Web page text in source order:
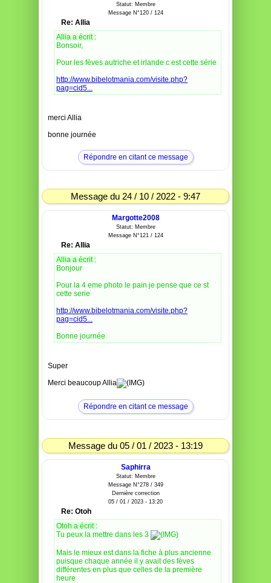
Statut: Membre
Message N°120 / 124
Re: Allia
Allia a écrit :
Bonsoir,
Pour les fèves autriche et irlande c est cette série
http://www.bibelotmania.com/visite.php?
pag=cid5...
merci Allia
bonne journée
Répondre en citant ce message
Message du 24 / 10 / 2022 - 9:47
Margotte2008
Statut: Membre
Message N°121 / 124
Re: Allia
Allia a écrit :
Bonjour
Pour la 4 eme photo le pain je pense que ce st
cette serie
http://www.bibelotmania.com/visite.php?
pag=cid5...
Bonne journée
Super
Merci beaucoup Allia
Répondre en citant ce message
Message du 05 / 01 / 2023 - 13:19
Saphirra
Statut: Membre
Message N°278 / 349
Dernière correction
05 / 01 / 2023 - 13:20
Re: Otoh
Otoh a écrit :
Tu peux la mettre dans les 3
Mais le mieux est dans la fiche à plus ancienne
puisque chaque année il y avait des fèves
différentes en plus que celles de la première
heure